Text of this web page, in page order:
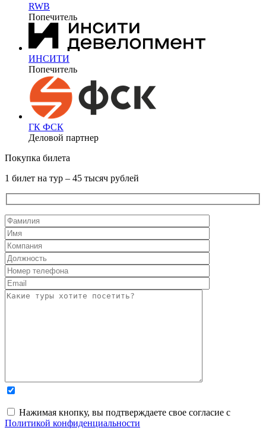
RWB
Попечитель
ИНСИТИ
Попечитель
ГК ФСК
Деловой партнер
Покупка билета
1 билет на тур – 45 тысяч рублей
Нажимая кнопку, вы подтверждаете свое согласие с
Политикой конфиденциальности